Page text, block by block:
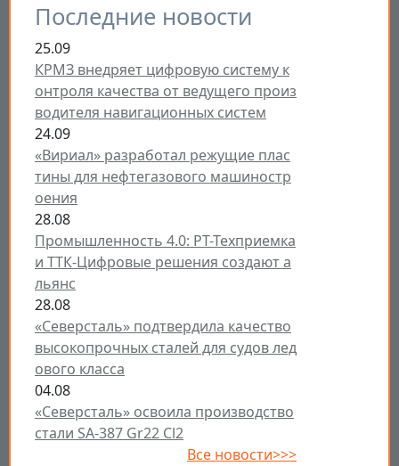
Последние новости
25.09
КРМЗ внедряет цифровую систему к
онтроля качества от ведущего произ
водителя навигационных систем
24.09
«Вириал» разработал режущие плас
тины для нефтегазового машиностр
оения
28.08
Промышленность 4.0: РТ-Техприемка
и ТТК-Цифровые решения создают а
льянс
28.08
«Северсталь» подтвердила качество
высокопрочных сталей для судов лед
ового класса
04.08
«Северсталь» освоила производство
стали SA-387 Gr22 Cl2
Все новости>>>